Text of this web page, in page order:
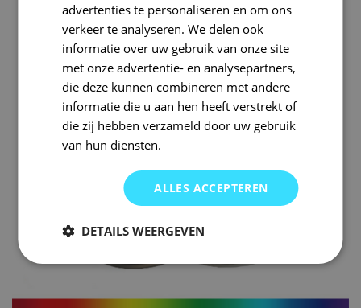
advertenties te personaliseren en om ons
verkeer te analyseren. We delen ook
informatie over uw gebruik van onze site
met onze advertentie- en analysepartners,
die deze kunnen combineren met andere
informatie die u aan hen heeft verstrekt of
die zij hebben verzameld door uw gebruik
van hun diensten.
ALLES ACCEPTEREN
DETAILS WEERGEVEN